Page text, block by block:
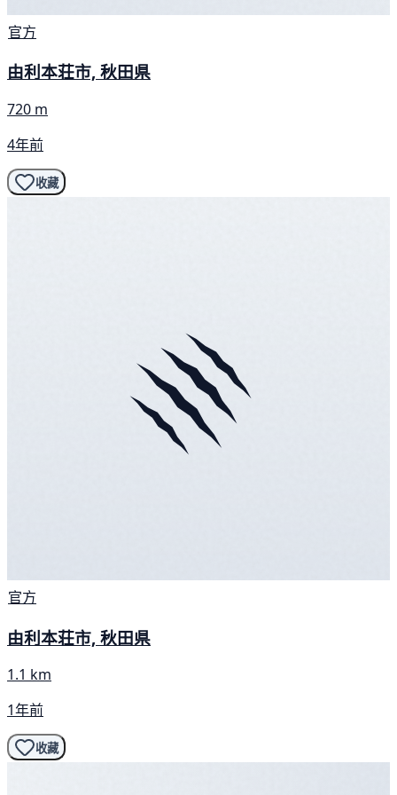
官方
由利本荘市, 秋田県
720 m
4年前
收藏
官方
由利本荘市, 秋田県
1.1 km
1年前
收藏